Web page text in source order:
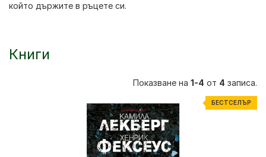
който държите в ръцете си.
Книги
Показване на 1-4 от 4 записа.
БЕСТСЕЛЪР